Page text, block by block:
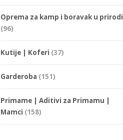
Oprema za kamp i boravak u prirodi
(96)
Kutije | Koferi (37)
Garderoba (151)
Primame | Aditivi za Primamu |
Mamci (158)